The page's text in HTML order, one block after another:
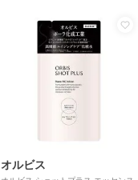
オルビス